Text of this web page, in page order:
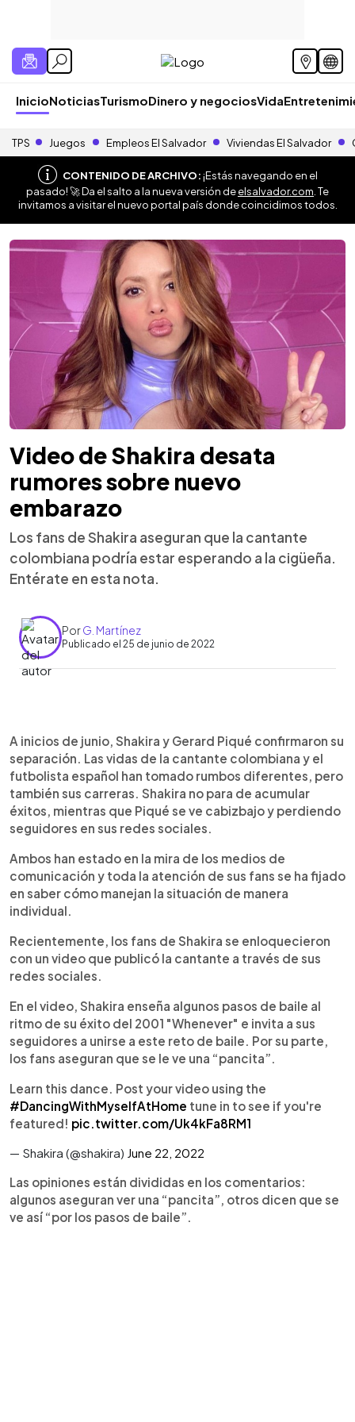
InicioNoticiasTurismoDinero y negociosVida
TPS Juegos Empleos El Salvador Viviendas El Salvador
CONTENIDO DE ARCHIVO:¡Estás navegando en el
pasado! 🚀 Da el salto a la nueva versión deelsalvador.com . Te
invitamos a visitar el nuevo portal país donde coincidimos todos.
Video de Shakira desata
rumores sobre nuevo
embarazo
Los fans de Shakira aseguran que la cantante
colombiana podría estar esperando a la cigüeña.
Entérate en esta nota.
PorG. Martínez
Publicado el 25 de junio de 2022
Escuchar artículo
A inicios de junio, Shakira y Gerard Piqué confirmaron su
separación. Las vidas de la cantante colombiana y el
futbolista español han tomado rumbos diferentes, pero
también sus carreras. Shakira no para de acumular
éxitos, mientras que Piqué se ve cabizbajo y perdiendo
seguidores en sus redes sociales.
Ambos han estado en la mira de los medios de
comunicación y toda la atención de sus fans se ha fijado
en saber cómo manejan la situación de manera
individual.
Recientemente, los fans de Shakira se enloquecieron
con un video que publicó la cantante a través de sus
redes sociales.
En el video, Shakira enseña algunos pasos de baile al
ritmo de su éxito del 2001 "Whenever" e invita a sus
seguidores a unirse a este reto de baile. Por su parte,
los fans aseguran que se le ve una “pancita”.
Learn this dance. Post your video using the
#DancingWithMyselfAtHome tune in to see if you're
featured! pic.twitter.com/Uk4kFa8RM1
— Shakira (@shakira) June 22, 2022
Las opiniones están divididas en los comentarios:
algunos aseguran ver una “pancita”, otros dicen que se
ve así “por los pasos de baile”.